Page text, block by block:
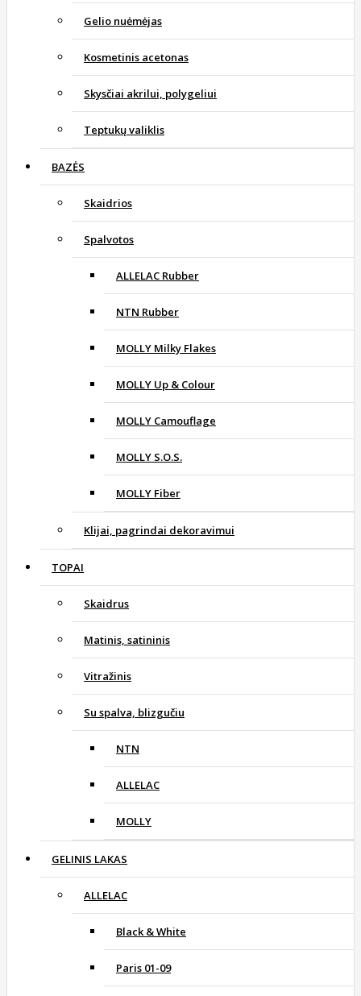
Gelio nuėmėjas
Kosmetinis acetonas
Skysčiai akrilui, polygeliui
Teptukų valiklis
BAZĖS
Skaidrios
Spalvotos
ALLELAC Rubber
NTN Rubber
MOLLY Milky Flakes
MOLLY Up & Colour
MOLLY Camouflage
MOLLY S.O.S.
MOLLY Fiber
Klijai, pagrindai dekoravimui
TOPAI
Skaidrus
Matinis, satininis
Vitražinis
Su spalva, blizgučiu
NTN
ALLELAC
MOLLY
GELINIS LAKAS
ALLELAC
Black & White
Paris 01-09